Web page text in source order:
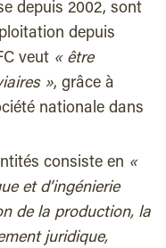
depuis 2002, sont
depuis
veut « être
», grâce à
nationale dans
consiste en «
et d’ingénierie
de la production, la
juridique,